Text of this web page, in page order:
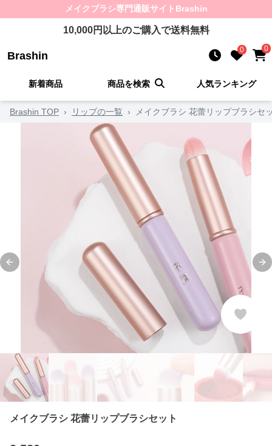
メイクブラシ専門通販サイト Brashin
10,000円以上のご購入で送料無料
Brashin 0 0
新着商品 商品を検索 人気ランキング
Brashin TOP › リップの一覧 › メイクブラシ 花蕾リップブラシセ
Previous slide
メイクブラシ 花蕾リップブラシセット